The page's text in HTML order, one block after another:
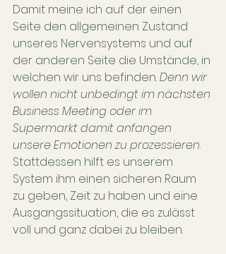
Damit meine ich auf der einen
Seite den allgemeinen Zustand
unseres Nervensystems und auf
der anderen Seite die Umstände, in
welchen wir uns befinden. Denn wir
wollen nicht unbedingt im nächsten
Business Meeting oder im
Supermarkt damit anfangen
unsere Emotionen zu prozessieren.
Stattdessen hilft es unserem
System ihm einen sicheren Raum
zu geben, Zeit zu haben und eine
Ausgangssituation, die es zulässt
voll und ganz dabei zu bleiben.